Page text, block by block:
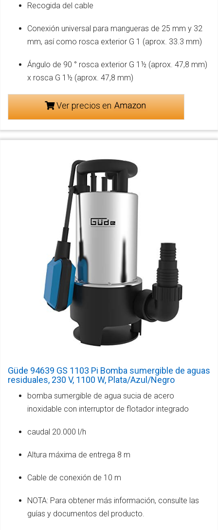
Recogida del cable
Conexión universal para mangueras de 25 mm y 32
mm, así como rosca exterior G 1 (aprox. 33.3 mm)
Ángulo de 90 ° rosca exterior G 1½ (aprox. 47,8 mm)
x rosca G 1½ (aprox. 47,8 mm)
Ver precios en
Güde 94639 GS 1103 Pi Bomba sumergible de aguas
residuales, 230 V, 1100 W, Plata/Azul/Negro
bomba sumergible de agua sucia de acero
inoxidable con interruptor de flotador integrado
caudal 20.000 l/h
Altura máxima de entrega 8 m
Cable de conexión de 10 m
NOTA: Para obtener más información, consulte las
guías y documentos del producto.